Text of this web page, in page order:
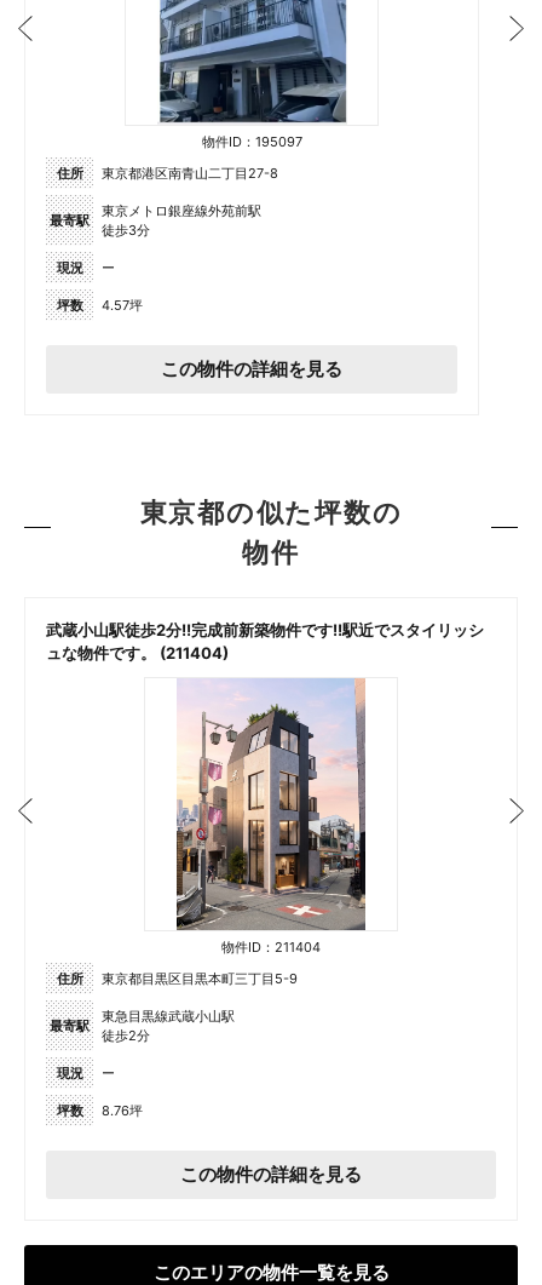
物件ID：195097
住所
東京都港区南青山二丁目27-8
最寄駅
東京メトロ銀座線外苑前駅
徒歩3分
現況 ー
坪数 4.57坪
この物件の詳細を見る
東京都の似た坪数の
物件
武蔵小山駅徒歩2分!!完成前新築物件です!!駅近でスタイリッシ
ュな物件です。 (211404)
物件ID：211404
住所
東京都目黒区目黒本町三丁目5-9
最寄駅
東急目黒線武蔵小山駅
徒歩2分
現況 ー
坪数 8.76坪
この物件の詳細を見る
このエリアの物件一覧を見る